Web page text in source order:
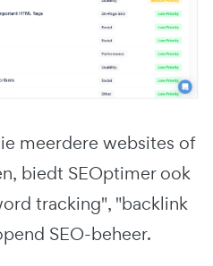
meerdere websites of
biedt SEOptimer ook
tracking", "backlink
SEO-beheer.